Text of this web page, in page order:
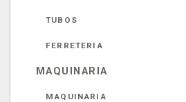
TUBOS
FERRETERIA
MAQUINARIA
MAQUINARIA